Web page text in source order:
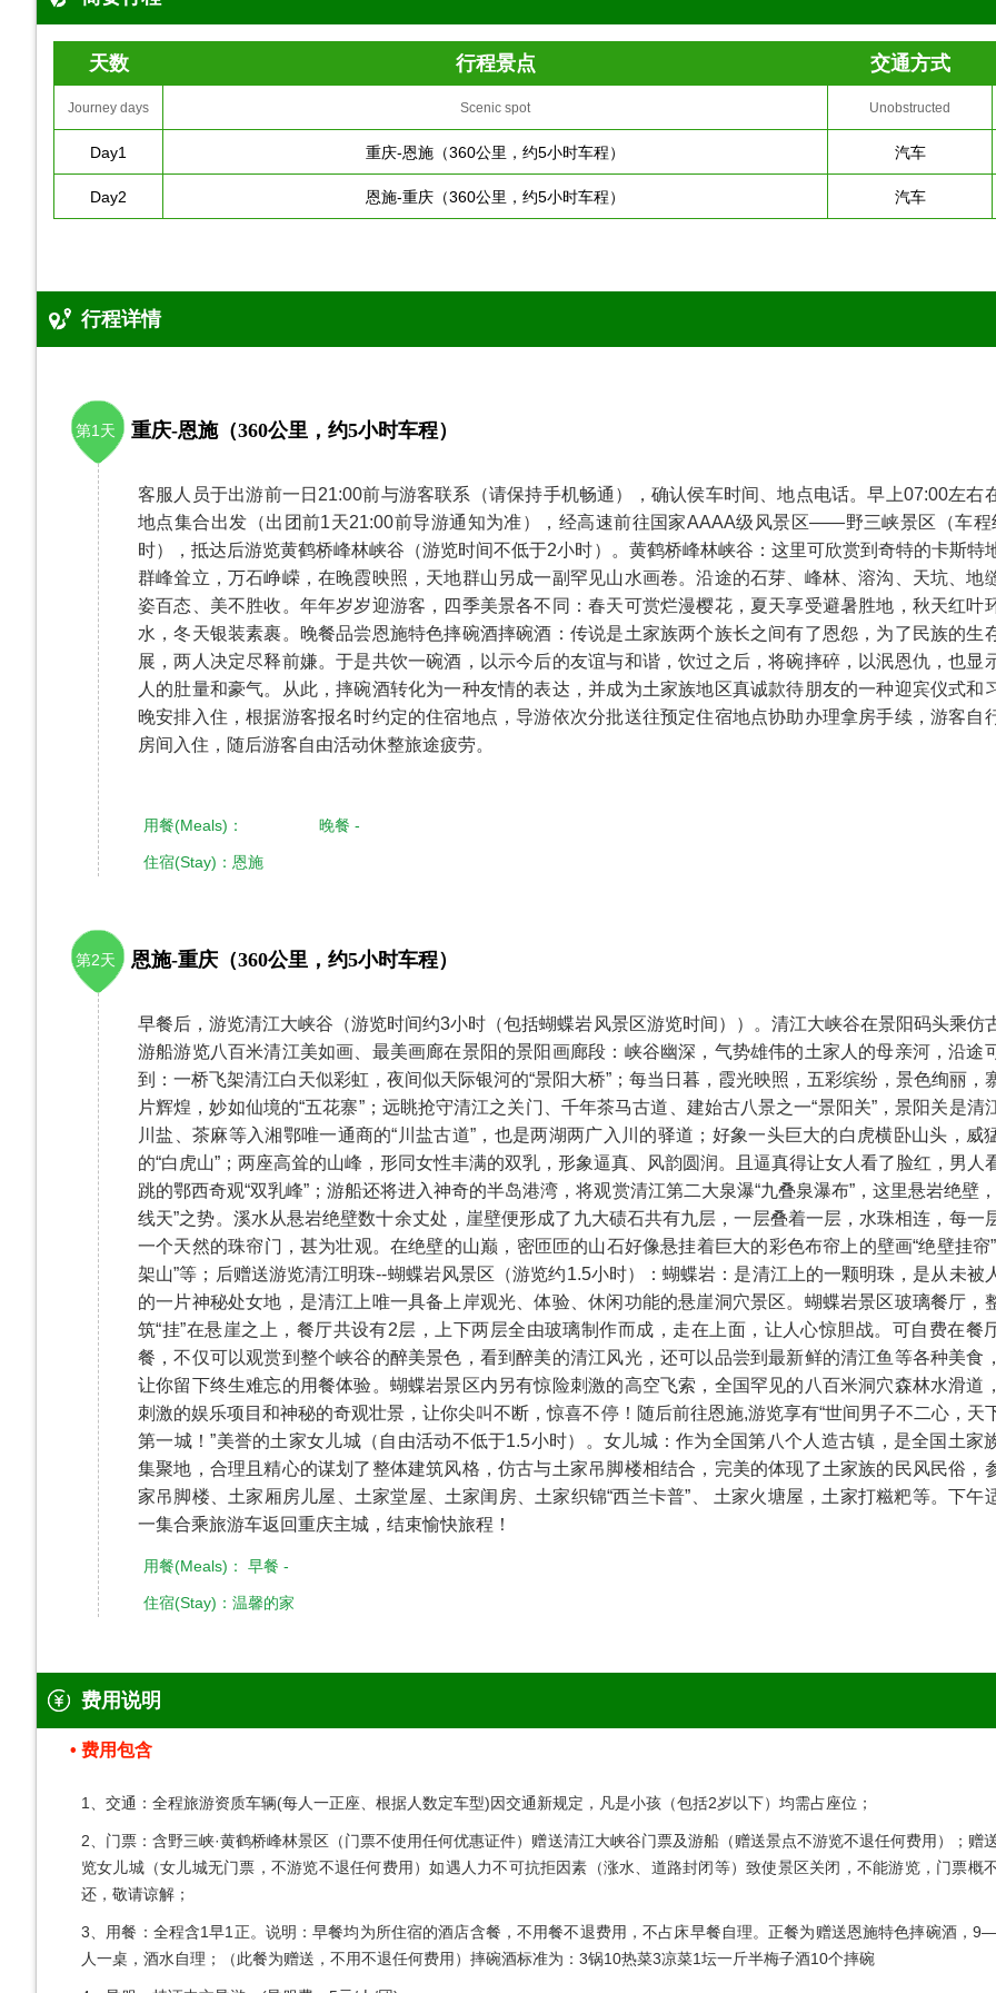
天数 行程景点 交通方式
Journey days Scenic spot Unobstructed
Day1 重庆-恩施（360公里，约5小时车程） 汽车
Day2 恩施-重庆（360公里，约5小时车程） 汽车
行程详情
第1天 重庆-恩施（360公里，约5小时车程）
客服人员于出游前一日21:00前与游客联系（请保持手机畅通），确认侯车时间、地点电话。早上07:00左右
地点集合出发（出团前1天21:00前导游通知为准），经高速前往国家AAAA级风景区——野三峡景区（车程
时），抵达后游览黄鹤桥峰林峡谷（游览时间不低于2小时）。黄鹤桥峰林峡谷：这里可欣赏到奇特的卡斯特
群峰耸立，万石峥嵘，在晚霞映照，天地群山另成一副罕见山水画卷。沿途的石芽、峰林、溶沟、天坑、地
姿百态、美不胜收。年年岁岁迎游客，四季美景各不同：春天可赏烂漫樱花，夏天享受避暑胜地，秋天红叶
水，冬天银装素裹。晚餐品尝恩施特色摔碗酒摔碗酒：传说是土家族两个族长之间有了恩怨，为了民族的生
展，两人决定尽释前嫌。于是共饮一碗酒，以示今后的友谊与和谐，饮过之后，将碗摔碎，以泯恩仇，也显
人的肚量和豪气。从此，摔碗酒转化为一种友情的表达，并成为土家族地区真诚款待朋友的一种迎宾仪式和
晚安排入住，根据游客报名时约定的住宿地点，导游依次分批送往预定住宿地点协助办理拿房手续，游客自
房间入住，随后游客自由活动休整旅途疲劳。
用餐(Meals)： 晚餐 -
住宿(Stay)：恩施
第2天 恩施-重庆（360公里，约5小时车程）
早餐后，游览清江大峡谷（游览时间约3小时（包括蝴蝶岩风景区游览时间））。​清江大峡谷在景阳码头乘仿
游船游览八百米清江美如画、最美画廊在景阳的景阳画廊段：峡谷幽深，气势雄伟的土家人的母亲河，沿途
到：一桥飞架清江白天似彩虹，夜间似天际银河的“景阳大桥”；每当日暮，霞光映照，五彩缤纷，景色绚丽，
片辉煌，妙如仙境的“五花寨”；远眺抢守清江之关门、千年茶马古道、建始古八景之一“景阳关”，景阳关是清
川盐、茶麻等入湘鄂唯一通商的“川盐古道”，也是两湖两广入川的驿道；好象一头巨大的白虎横卧山头，威
的“白虎山”；两座高耸的山峰，形同女性丰满的双乳，形象逼真、风韵圆润。且逼真得让女人看了脸红，男人
跳的鄂西奇观“双乳峰”；游船还将进入神奇的半岛港湾，将观赏清江第二大泉瀑“九叠泉瀑布”，这里悬岩绝壁
线天”之势。溪水从悬岩绝壁数十余丈处，崖壁便形成了九大碛石共有九层，一层叠着一层，水珠相连，每一
一个天然的珠帘门，甚为壮观。在绝壁的山巅，密匝匝的山石好像悬挂着巨大的彩色布帘上的壁画“绝壁挂帘
架山”等；后赠送游览清江明珠--蝴蝶岩风景区（游览约1.5小时）：蝴蝶岩：是清江上的一颗明珠，是从未被
的一片神秘处女地，是清江上唯一具备上岸观光、体验、休闲功能的悬崖洞穴景区。蝴蝶岩景区玻璃餐厅，
筑“挂”在悬崖之上，餐厅共设有2层，上下两层全由玻璃制作而成，走在上面，让人心惊胆战。可自费在餐
餐，不仅可以观赏到整个峡谷的醉美景色，看到醉美的清江风光，还可以品尝到最新鲜的清江鱼等各种美食
让你留下终生难忘的用餐体验。蝴蝶岩景区内另有惊险刺激的高空飞索，全国罕见的八百米洞穴森林水滑道
刺激的娱乐项目和神秘的奇观壮景，让你尖叫不断，惊喜不停！随后前往恩施,游览享有“世间男子不二心，天
第一城！”美誉的土家女儿城（自由活动不低于1.5小时）。女儿城：作为全国第八个人造古镇，是全国土家
集聚地，合理且精心的谋划了整体建筑风格，仿古与土家吊脚楼相结合，完美的体现了土家族的民风民俗，
家吊脚楼、土家厢房儿屋、土家堂屋、土家闺房、土家织锦“西兰卡普”、 土家火塘屋，土家打糍粑等。下午
一集合乘旅游车返回重庆主城，结束愉快旅程！
用餐(Meals)： 早餐 -
住宿(Stay)：温馨的家
费用说明
费用包含
​1、交通：全程旅游资质车辆(每人一正座、根据人数定车型)因交通新规定，凡是小孩（包括2岁以下）均需占座位；
2、门票：含野三峡·黄鹤桥峰林景区（门票不使用任何优惠证件）赠送清江大峡谷门票及游船（赠送景点不游览不退任何费用）；赠
览女儿城（女儿城无门票，不游览不退任何费用）如遇人力不可抗拒因素（涨水、道路封闭等）致使景区关闭，不能游览，门票概
还，敬请谅解；
3、用餐：全程含1早1正。说明：早餐均为所住宿的酒店含餐，不用餐不退费用，不占床早餐自理。正餐为赠送恩施特色摔碗酒，
人一桌，酒水自理；（此餐为赠送，不用不退任何费用）摔碗酒标准为：3锅10热菜3凉菜1坛一斤半梅子酒10个摔碗